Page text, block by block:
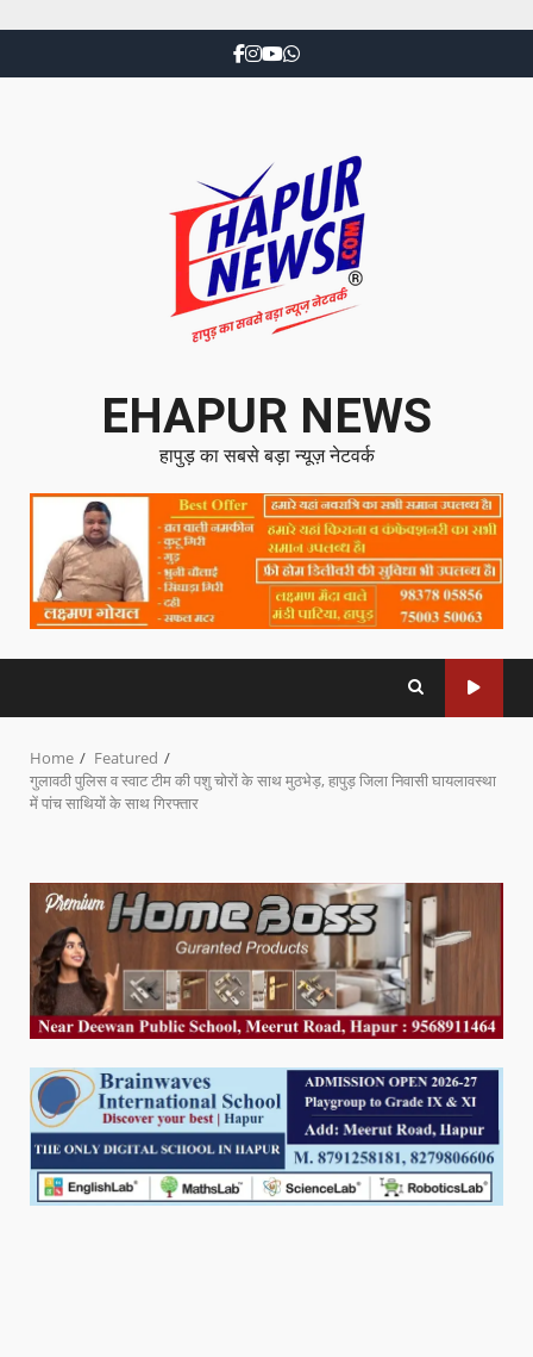
EHAPUR NEWS
हापुड़ का सबसे बड़ा न्यूज़ नेटवर्क
Home
Featured
गुलावठी पुलिस व स्वाट टीम की पशु चोरों के साथ मुठभेड़, हापुड़ जिला निवासी घायलावस्था
में पांच साथियों के साथ गिरफ्तार